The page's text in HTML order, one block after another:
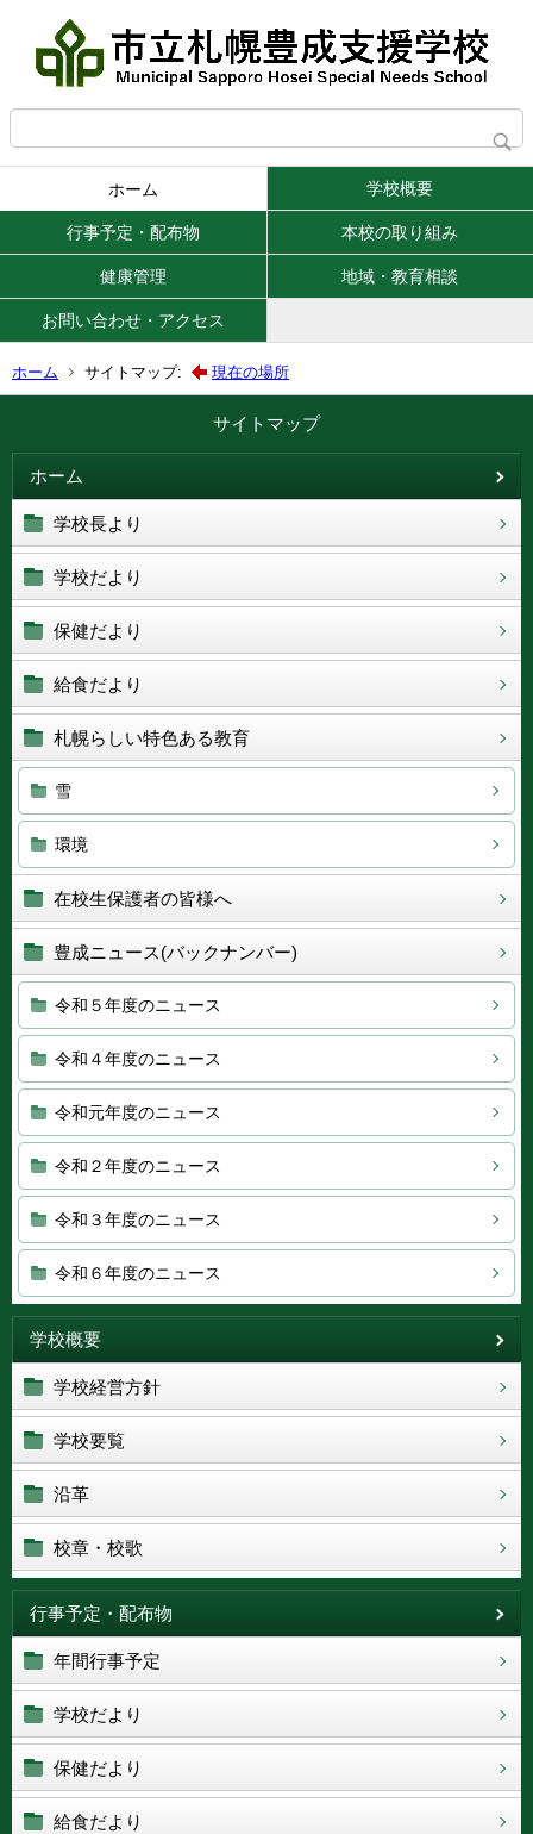
ホーム 学校概要
行事予定・配布物 本校の取り組み
健康管理 地域・教育相談
お問い合わせ・アクセス
ホーム サイトマップ: 現在の場所
サイトマップ
ホーム
学校長より
学校だより
保健だより
給食だより
札幌らしい特色ある教育
雪
環境
在校生保護者の皆様へ
豊成ニュース(バックナンバー)
令和５年度のニュース
令和４年度のニュース
令和元年度のニュース
令和２年度のニュース
令和３年度のニュース
令和６年度のニュース
学校概要
学校経営方針
学校要覧
沿革
校章・校歌
行事予定・配布物
年間行事予定
学校だより
保健だより
給食だより